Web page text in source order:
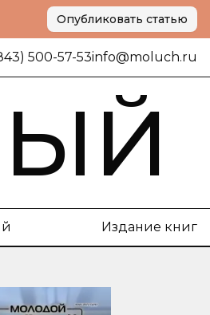
Опубликовать статью
500-57-53info@moluch.ru
Издание книг